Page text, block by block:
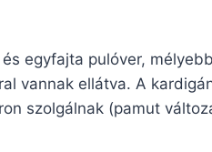
egyfajta pulóver,
vannak ellátva. A
szolgálnak (pamut